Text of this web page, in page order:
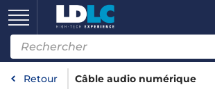
Retour Câble audio numérique